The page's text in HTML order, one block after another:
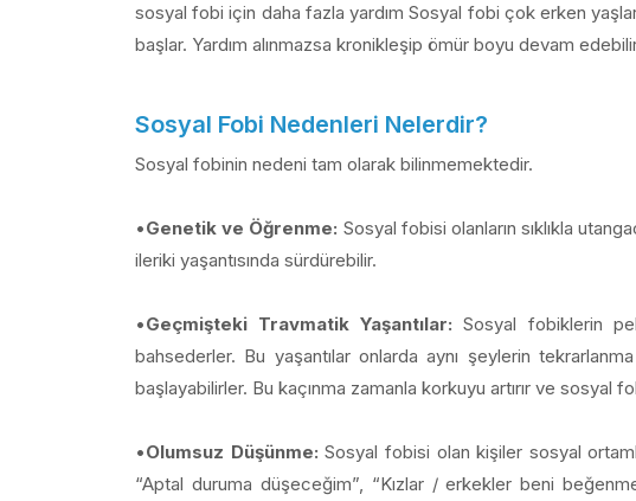
sosyal fobi için daha fazla yardım Sosyal fobi çok erken
başlar. Yardım alınmazsa kronikleşip ömür boyu devam
Sosyal Fobi Nedenleri Nelerdir?
Sosyal fobinin nedeni tam olarak bilinmemektedir.
•Genetik ve Öğrenme: Sosyal fobisi olanların sıklıkla
ileriki yaşantısında sürdürebilir.
•Geçmişteki Travmatik Yaşantılar: Sosyal fobiklerin
bahsederler. Bu yaşantılar onlarda aynı şeylerin
başlayabilirler. Bu kaçınma zamanla korkuyu artırır ve sosyal
•Olumsuz Düşünme: Sosyal fobisi olan kişiler sosyal
“Aptal duruma düşeceğim”, “Kızlar / erkekler beni